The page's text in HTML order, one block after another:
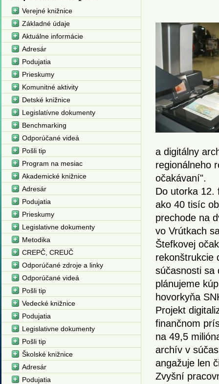
a digitálny
regionálneho
očakávaní".
Do utorka 12.
ako 40 tisíc
prechode na
vo Vrútkach
Štefkovej
rekonštrukcie
súčasnosti sa
plánujeme
hovorkyňa
Projekt
finančnom
na 49,5
archív v
angažuje len
Zvyšní
Verejné knižnice
Základné údaje
Aktuálne informácie
Adresár
Podujatia
Prieskumy
Komunitné aktivity
Detské knižnice
Legislatívne dokumenty
Benchmarking
Odporúčané videá
Pošli tip
Program na mesiac
Akademické knižnice
Adresár
Podujatia
Prieskumy
Legislativne dokumenty
Metodika
CREPČ, CREUČ
Odporúčané zdroje a linky
Odporúčané videá
Pošli tip
Vedecké knižnice
Podujatia
Legislativne dokumenty
Pošli tip
Školské knižnice
Adresár
Podujatia